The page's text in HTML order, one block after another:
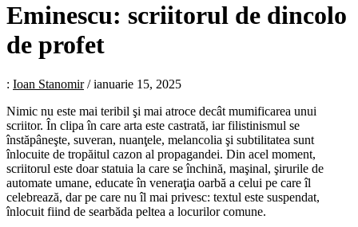
Eminescu: scriitorul de dincolo
de profet
: Ioan Stanomir/ianuarie 15, 2025
Nimic nu este mai teribil şi mai atroce decât mumificarea unui
scriitor. În clipa în care arta este castrată, iar filistinismul se
înstăpâneşte, suveran, nuanţele, melancolia şi subtilitatea sunt
înlocuite de tropăitul cazon al propagandei. Din acel moment,
scriitorul este doar statuia la care se închină, maşinal, şirurile de
automate umane, educate în veneraţia oarbă a celui pe care îl
celebrează, dar pe care nu îl mai privesc: textul este suspendat,
înlocuit fiind de searbăda peltea a locurilor comune.